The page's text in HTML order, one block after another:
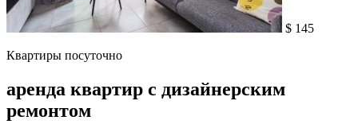
$ 145
Квартиры посуточно
аренда квартир с дизайнерским
ремонтом